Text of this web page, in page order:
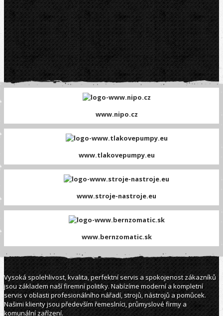
www.nipo.cz
www.tlakovepumpy.eu
www.stroje-nastroje.eu
www.bernzomatic.sk
Vysoká spolehlivost, kvalita, perfektní servis a spokojenost zákazníků
jsou základem naší firemní politiky. Nabízíme moderní a kompletní
servis v oblasti profesionálního nářadí, strojů, nástrojů a pomůcek.
Našimi klienty jsou především řemeslníci, průmyslové firmy a
komunální zařízení.